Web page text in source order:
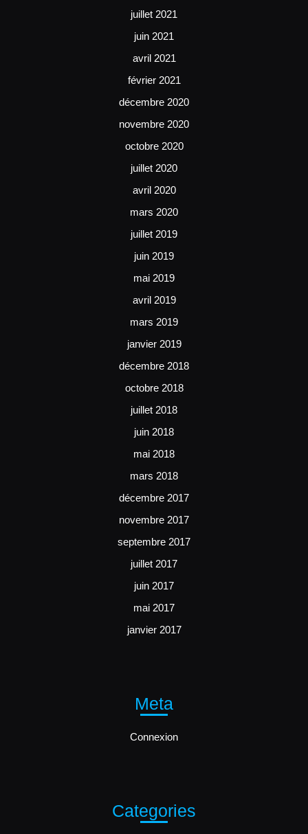
juillet 2021
juin 2021
avril 2021
février 2021
décembre 2020
novembre 2020
octobre 2020
juillet 2020
avril 2020
mars 2020
juillet 2019
juin 2019
mai 2019
avril 2019
mars 2019
janvier 2019
décembre 2018
octobre 2018
juillet 2018
juin 2018
mai 2018
mars 2018
décembre 2017
novembre 2017
septembre 2017
juillet 2017
juin 2017
mai 2017
janvier 2017
Meta
Connexion
Categories